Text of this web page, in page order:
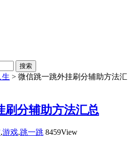
生 > 微信跳一跳外挂刷分辅助方法汇
刷分辅助方法汇总
,游戏,跳一跳 8459View